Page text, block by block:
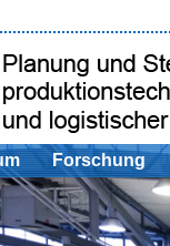
Forschung